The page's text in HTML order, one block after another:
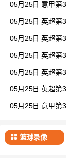
05月25日 意甲第
05月25日 英超第
05月25日 英超第
05月25日 英超第
05月25日 英超第
05月25日 英超第
05月25日 意甲第
篮球录像